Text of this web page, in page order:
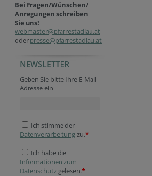
Bei Fragen/Wünschen/
Anregungen schreiben
Sie uns!
webmaster@pfarrestadlau.at
oder presse@pfarrestadlau.at
Session ID
Session ID
Security token
Company website
Company website
Tracking ID
Homepage
NEWSLETTER
Geben Sie bitte Ihre E-Mail
Adresse ein
Ich stimme der
Datenverarbeitungzu.*
Ich habe die
Informationen zum
Datenschutz gelesen.*